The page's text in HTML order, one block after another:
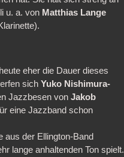
u. a. von Matthias Lange
eher die Dauer dieses
sichYuko Nishimura-
Jazzbesen vonJakob
eine Jazzband schon
aus der Ellington-Band
lange anhaltenden Ton spielt.